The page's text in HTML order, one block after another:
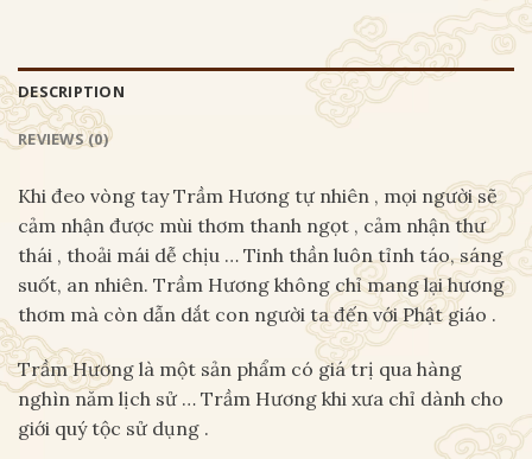
DESCRIPTION
REVIEWS (0)
Khi đeo vòng tay Trầm Hương tự nhiên , mọi người sẽ
cảm nhận được mùi thơm thanh ngọt , cảm nhận thư
thái , thoải mái dễ chịu … Tinh thần luôn tỉnh táo, sáng
suốt, an nhiên. Trầm Hương không chỉ mang lại hương
thơm mà còn dẫn dắt con người ta đến với Phật giáo .
Trầm Hương là một sản phẩm có giá trị qua hàng
nghìn năm lịch sử … Trầm Hương khi xưa chỉ dành cho
giới quý tộc sử dụng .